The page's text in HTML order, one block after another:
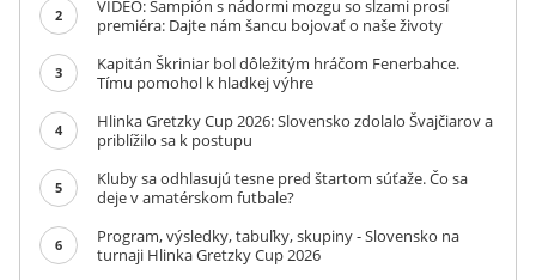
2
VIDEO: Šampión s nádormi mozgu so slzami prosí
premiéra: Dajte nám šancu bojovať o naše životy
3
Kapitán Škriniar bol dôležitým hráčom Fenerbahce.
Tímu pomohol k hladkej výhre
4
Hlinka Gretzky Cup 2026: Slovensko zdolalo Švajčiarov a
priblížilo sa k postupu
5
Kluby sa odhlasujú tesne pred štartom súťaže. Čo sa
deje v amatérskom futbale?
6
Program, výsledky, tabuľky, skupiny - Slovensko na
turnaji Hlinka Gretzky Cup 2026